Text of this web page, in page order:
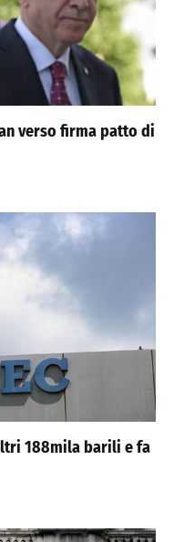
verso firma patto di
188mila barili e fa